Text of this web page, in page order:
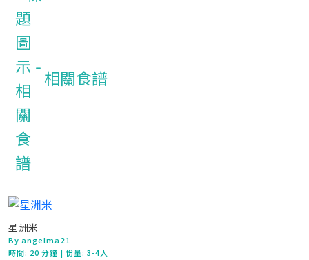
相關食譜
星洲米
By angelma21
時間: 20 分鐘 | 份量: 3-4人